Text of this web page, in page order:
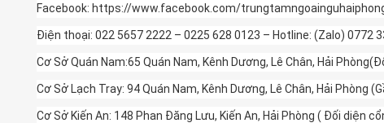
Facebook: https://www.facebook.com/
Điện thoại: 022 5657 2222 – 0225 628 0123 – Hotline: (Zalo) 0772
Cơ Sở Quán Nam:65 Quán Nam, Kênh Dương, Lê Chân, Hải
Cơ Sở Lạch Tray: 94 Quán Nam, Kênh Dương, Lê Chân, Hải Phòng
Cơ Sở Kiến An: 148 Phan Đăng Lưu, Kiến An, Hải Phòng ( Đối diện